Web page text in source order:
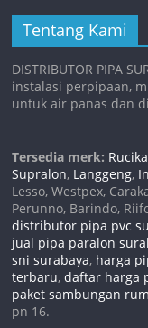
Tentang Kami
DISTRIBUTOR PIPA
instalasi perpipaan,
untuk air panas dan
Tersedia merk: Rucika
Supralon, Langgeng,
Lesso, Westpex,
Perunno, Barindo,
distributor pipa pvc
jual pipa paralon
sni surabaya, harga
terbaru,daftar harga
paket sambungan
pn 16.